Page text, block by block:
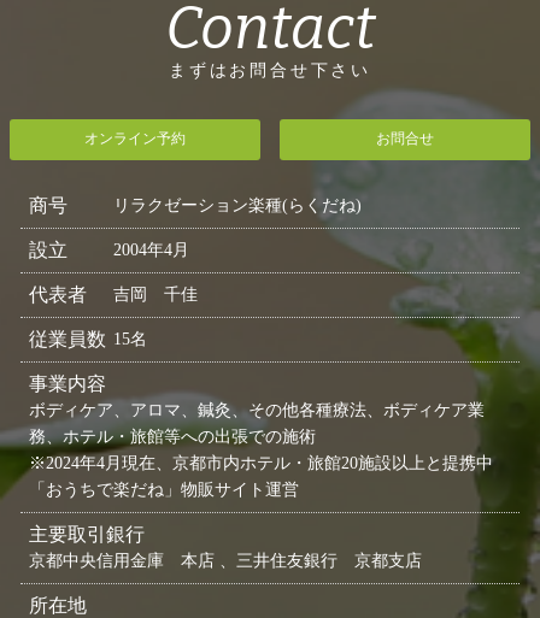
Contact
まずはお問合せ下さい
オンライン予約 お問合せ
商号 リラクゼーション楽種(らくだね)
設立 2004年4月
代表者 吉岡 千佳
従業員数 15名
事業内容
ボディケア、アロマ、鍼灸、その他各種療法、ボディケア業
務、ホテル・旅館等への出張での施術
※2024年4月現在、京都市内ホテル・旅館20施設以上と提携中
「おうちで楽だね」物販サイト運営
主要取引銀行
京都中央信用金庫 本店 、三井住友銀行 京都支店
所在地